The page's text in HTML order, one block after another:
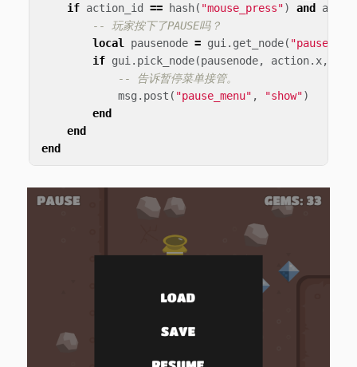
if action_id == hash( "mouse_press") and
-- 玩家按下了PAUSE吗？
local
pausenode = gui . get_node( "pause"
if gui . pick_node(pausenode, action. x,
-- 告诉暂停菜单接管。
msg . post ( "pause_menu" , "show")
end
end
end